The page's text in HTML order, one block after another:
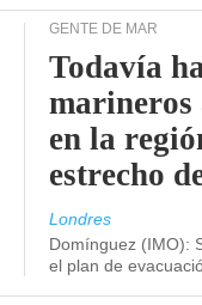
GENTE DE MAR
Todavía
marineros
en la
estrecho
Londres
Domínguez (IMO):
el plan de